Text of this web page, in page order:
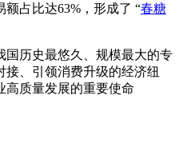
占比达63%，形成了 “春糖
国历史最悠久、规模最大的专
、引领消费升级的经济纽
高质量发展的重要使命